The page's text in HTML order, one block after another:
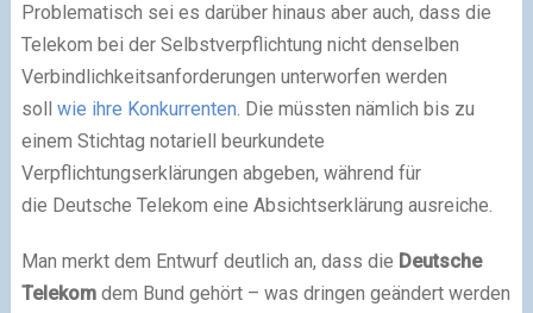
Problematisch sei es darüber hinaus aber auch, dass die
Telekom bei der Selbstverpflichtung nicht denselben
Verbindlichkeitsanforderungen unterworfen werden
soll wie ihre Konkurrenten. Die müssten nämlich bis zu
einem Stichtag notariell beurkundete
Verpflichtungserklärungen abgeben, während für
die Deutsche Telekom eine Absichtserklärung ausreiche.
Man merkt dem Entwurf deutlich an, dass die Deutsche
Telekomdem Bund gehört – was dringen geändert werden